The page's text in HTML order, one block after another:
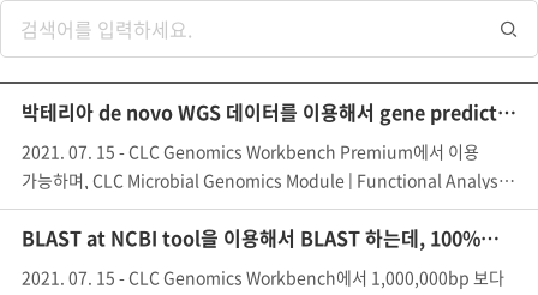
박테리아 de novo WGS 데이터를 이용해서 gene prediction을 하고 싶습니다. CLC Genomics Workbench에서 가능한가요?
2021. 07. 15 - CLC Genomics Workbench Premium에서 이용
가능하며, CLC Microbial Genomics Module | Functional Analysis |
BLAST at NCBI tool을 이용해서 BLAST 하는데, 100%라고는 뜨는데 결과가 안나옵니다.
2021. 07. 15 - CLC Genomics Workbench에서 1,000,000bp 보다